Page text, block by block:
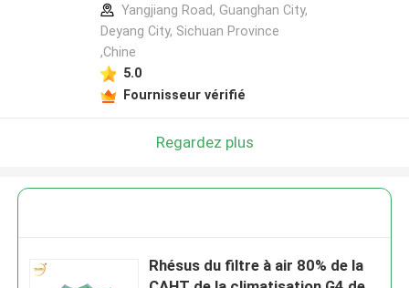
Yangjiang Road, Guanghan City,
Deyang City, Sichuan Province
,Chine
5.0
Fournisseur vérifié
Regardez plus
Rhésus du filtre à air 80% de la